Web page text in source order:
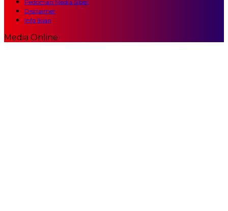
Pedoman Media Siber
Disclaimer
Info Iklan
Media Online